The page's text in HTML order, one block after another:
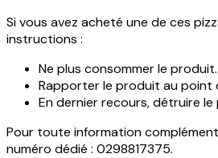
Si vous avez acheté une de ces
instructions :
Ne plus consommer le produit.
Rapporter le produit au point
En dernier recours, détruire
Pour toute information
numéro dédié : 0298817375.